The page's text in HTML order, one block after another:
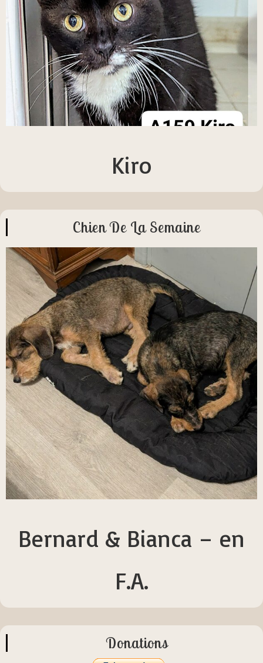
Kiro
Chien De La Semaine
Bernard & Bianca – en
F.A.
Donations